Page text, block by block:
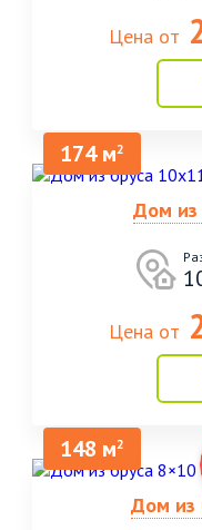
Цена от
174 м2
Дом из
Цена от
148 м2
Дом из